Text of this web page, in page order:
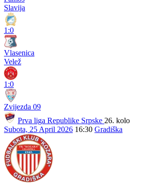
Slavija
1:0
Vlasenica
Velež
1:0
Zvijezda 09
Prva liga Republike Srpske 26. kolo
Subota, 25 April 2026 16:30 Gradiška